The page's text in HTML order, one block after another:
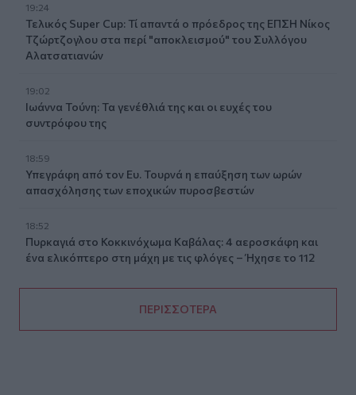
19:24
Τελικός Super Cup: Τί απαντά ο πρόεδρος της ΕΠΣΗ Νίκος
Τζώρτζογλου στα περί "αποκλεισμού" του Συλλόγου
Αλατσατιανών
19:02
Ιωάννα Τούνη: Τα γενέθλιά της και οι ευχές του
συντρόφου της
18:59
Υπεγράφη από τον Ευ. Τουρνά η επαύξηση των ωρών
απασχόλησης των εποχικών πυροσβεστών
18:52
Πυρκαγιά στο Κοκκινόχωμα Καβάλας: 4 αεροσκάφη και
ένα ελικόπτερο στη μάχη με τις φλόγες – Ήχησε το 112
ΠΕΡΙΣΣΟΤΕΡΑ